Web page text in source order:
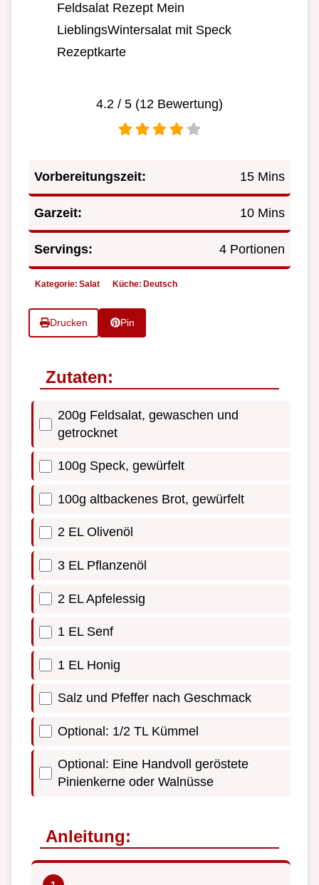
Feldsalat Rezept Mein
LieblingsWintersalat mit Speck
Rezeptkarte
4.2 / 5 (12 Bewertung)
Vorbereitungszeit: 15 Mins
Garzeit: 10 Mins
Servings: 4 Portionen
Kategorie: Salat Küche: Deutsch
Drucken Pin
Zutaten:
200g Feldsalat, gewaschen und
getrocknet
100g Speck, gewürfelt
100g altbackenes Brot, gewürfelt
2 EL Olivenöl
3 EL Pflanzenöl
2 EL Apfelessig
1 EL Senf
1 EL Honig
Salz und Pfeffer nach Geschmack
Optional: 1/2 TL Kümmel
Optional: Eine Handvoll geröstete
Pinienkerne oder Walnüsse
Anleitung: